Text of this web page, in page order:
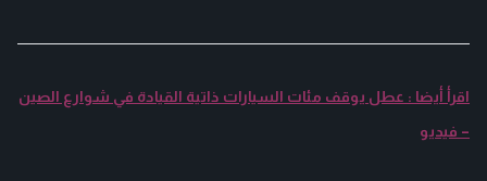
اقرأ أيضا : عطل يوقف مئات السيارات ذاتية القيادة في شوارع الصين
– فيديو